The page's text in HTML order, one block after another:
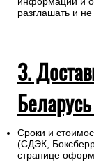
разглашать и
3.
Сроки и
(СДЭК,
странице